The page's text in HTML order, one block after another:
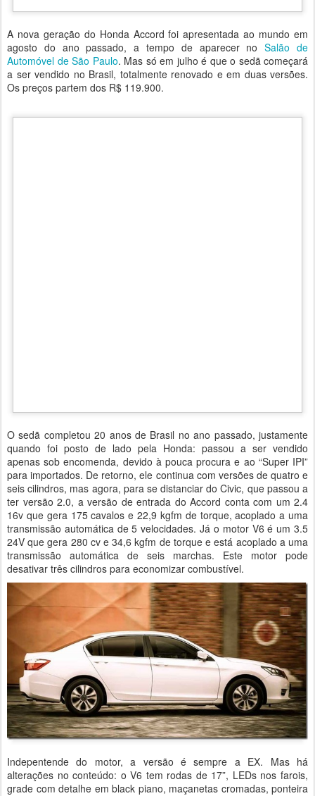
A nova geração do Honda Accord foi apresentada ao mundo em
agosto do ano passado, a tempo de aparecer noSalão de
Automóvel de São Paulo. Mas só em julho é que o sedã começará
a ser vendido no Brasil, totalmente renovado e em duas versões.
Os preços partem dos R$ 119.900.
O sedã completou 20 anos de Brasil no ano passado, justamente
quando foi posto de lado pela Honda: passou a ser vendido
apenas sob encomenda, devido à pouca procura e ao “Super IPI”
para importados. De retorno, ele continua com versões de quatro e
seis cilindros, mas agora, para se distanciar do Civic, que passou a
ter versão 2.0, a versão de entrada do Accord conta com um 2.4
16v que gera 175 cavalos e 22,9 kgfm de torque, acoplado a uma
transmissão automática de 5 velocidades. Já o motor V6 é um 3.5
24V que gera 280 cv e 34,6 kgfm de torque e está acoplado a uma
transmissão automática de seis marchas. Este motor pode
desativar três cilindros para economizar combustível.
Indepentende do motor, a versão é sempre a EX. Mas há
alterações no conteúdo: o V6 tem rodas de 17”, LEDs nos farois,
grade com detalhe em black piano, maçanetas cromadas, ponteira